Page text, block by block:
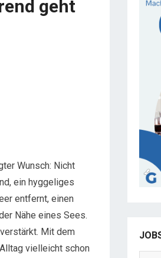
geht
Wunsch: Nicht
ein hyggeliges
entfernt, einen
Nähe eines Sees.
Mit dem
vielleicht schon